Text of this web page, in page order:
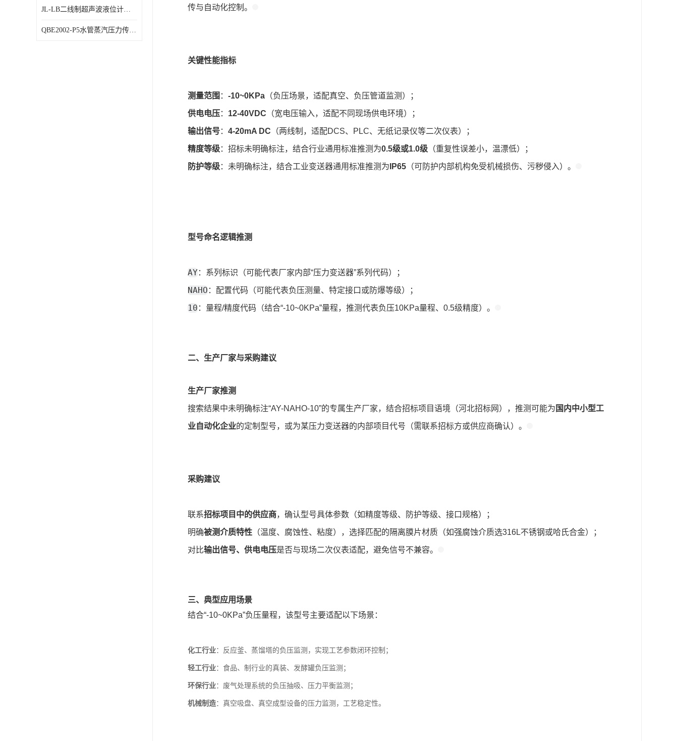
JL-LB二线制超声波液位计鸿泰产品外形美观大方
QBE2002-P5水管蒸汽压力传感器西门子产品技术规格
传与自动化控制。
关键性能指标
测量范围 ： -10~0KPa （负压场景，适配真空、负压管道监测）；
供电电压： 12-40VDC （宽电压输入，适配不同现场供电环境）；
输出信号： 4-20mA DC （两线制，适配DCS、PLC、无纸记录仪等二次仪表）；
精度等级：招标未明确标注，结合行业通用标准推测为0.5级或1.0级 （重复性误差小，温漂低）；
防护等级：未明确标注，结合工业变送器通用标准推测为 IP65 （可防护内部机构免受机械损伤、污秽侵入）。
型号命名逻辑推测
AY：系列标识（可能代表厂家内部“压力变送器”系列代码）；
NAHO ：配置代码（可能代表负压测量、特定接口或防爆等级）；
10 ：量程/精度代码（结合“-10~0KPa”量程，推测代表负压10KPa量程、0.5级精度）。
二、生产厂家与采购建议
生产厂家推测
搜索结果中未明确标注“AY-NAHO-10”的专属生产厂家，结合招标项目语境（河北招标网），推测可能为 国内中小型工
业自动化企业的定制型号，或为某压力变送器的内部项目代号（需联系招标方或供应商确认）。
采购建议
联系招标项目中的供应商，确认型号具体参数（如精度等级、防护等级、接口规格）；
明确被测介质特性 （温度、腐蚀性、粘度），选择匹配的隔离膜片材质（如强腐蚀介质选316L不锈钢或哈氏合金）；
对比输出信号、供电电压是否与现场二次仪表适配，避免信号不兼容。
三、典型应用场景
结合“-10~0KPa”负压量程，该型号主要适配以下场景：
化工行业：反应釜、蒸馏塔的负压监测，实现工艺参数闭环控制；
轻工行业：食品、制行业的真装、发酵罐负压监测；
环保行业：废气处理系统的负压抽吸、压力平衡监测；
机械制造：真空吸盘、真空成型设备的压力监测，工艺稳定性。